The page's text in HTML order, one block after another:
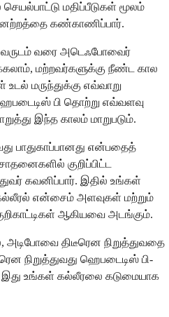
மதிப்பீடுகள் மூலம்
கண்காணிப்பார்.
வருடம் வரை அடெஃபோவைர்
மற்றவர்களுக்கு நீண்ட கால
மருந்துக்கு எவ்வாறு
பி தொற்று எவ்வளவு
இந்த காலம் மாறுபடும்.
பாதுகாப்பானது என்பதைத்
குறிப்பிட்ட
கவனிப்பார். இதில் உங்கள்
என்சைம் அளவுகள் மற்றும்
ஆகியவை அடங்கும்.
திடீரென நிறுத்துவதை
நிறுத்துவது ஹெபடைடிஸ் பி-
இது உங்கள் கல்லீரலை கடுமையாக